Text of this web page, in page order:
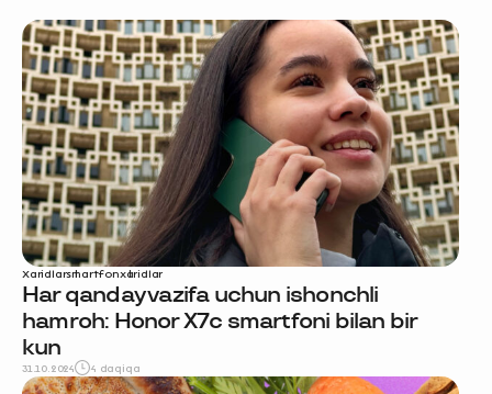
Xaridlarsmartfonxaridlar
Har qanday vazifa uchun ishonchli
hamroh: Honor X7c smartfoni bilan bir
kun
31.10.2024 4 daqiqa